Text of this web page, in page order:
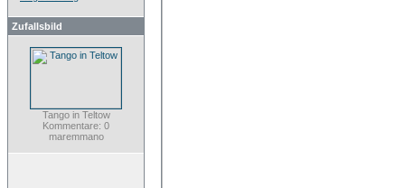
Zufallsbild
Tango in Teltow
Kommentare: 0
maremmano